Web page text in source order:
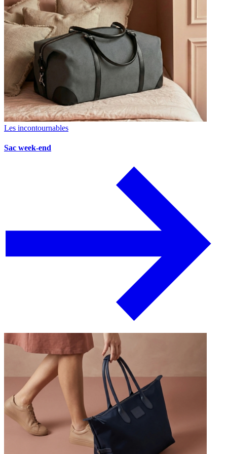
Les incontournables
Sac week-end